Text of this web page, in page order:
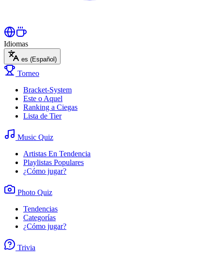
Idiomas
es (Español)
Torneo
Bracket-System
Este o Aquel
Ranking a Ciegas
Lista de Tier
Music Quiz
Artistas En Tendencia
Playlistas Populares
¿Cómo jugar?
Photo Quiz
Tendencias
Categorías
¿Cómo jugar?
Trivia